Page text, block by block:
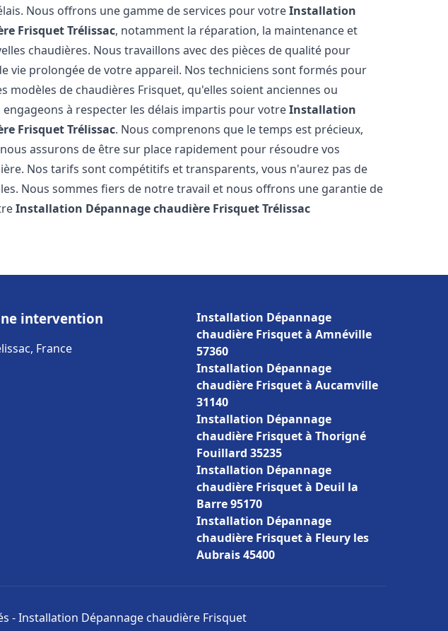
Nous offrons une gamme de services pour votreInstallation
FrisquetTrélissac, notamment la réparation, la maintenance et
chaudières. Nous travaillons avec des pièces de qualité pour
vie prolongée de votre appareil. Nos techniciens sont formés pour
modèles de chaudières Frisquet, qu'elles soient anciennes ou
engageons à respecter les délais impartis pour votreInstallation
FrisquetTrélissac. Nous comprenons que le temps est précieux,
assurons de être sur place rapidement pour résoudre vos
Nos tarifs sont compétitifs et transparents, vous n'aurez pas de
Nous sommes fiers de notre travail et nous offrons une garantie de
Installation Dépannage chaudière FrisquetTrélissac
intervention
France
Installation Dépannage
chaudière Frisquet à Amnéville
57360
Installation Dépannage
chaudière Frisquet à Aucamville
31140
Installation Dépannage
chaudière Frisquet à Thorigné
Fouillard 35235
Installation Dépannage
chaudière Frisquet à Deuil la
Barre 95170
Installation Dépannage
chaudière Frisquet à Fleury les
Aubrais 45400
- Installation Dépannage chaudière Frisquet